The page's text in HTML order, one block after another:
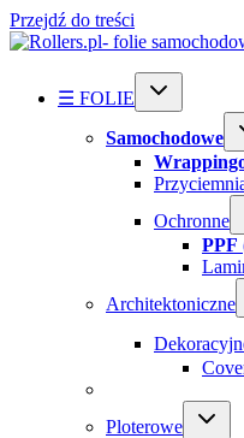
Przejdź do treści
☰ FOLIE
Samochodowe
Ochronne
PPF
Architektoniczne
Ploterowe